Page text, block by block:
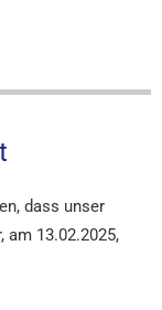
dass unser
am 13.02.2025,